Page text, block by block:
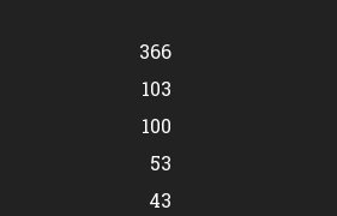
366
103
100
53
43